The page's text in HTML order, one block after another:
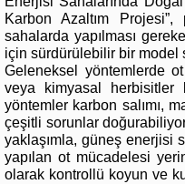
Karbon Azaltım
sahalarda yapılması
için sürdürülebilir bir model
Geleneksel yöntemlerde
veya kimyasal herbisitler
yöntemler karbon salımı,
çeşitli sorunlar
yaklaşımla, güneş enerjisi
yapılan ot mücadelesi
olarak kontrollü koyun ve